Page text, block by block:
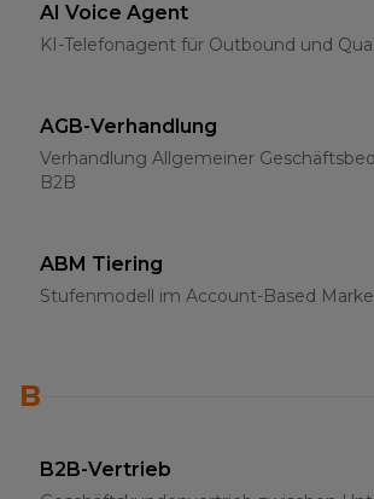
AI Voice Agent
KI-Telefonagent für Outbound und
AGB-Verhandlung
Verhandlung Allgemeiner
B2B
ABM Tiering
Stufenmodell im Account-Based
B
B2B-Vertrieb